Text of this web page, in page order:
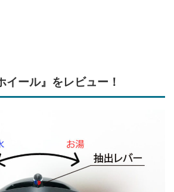
イール』をレビュー！